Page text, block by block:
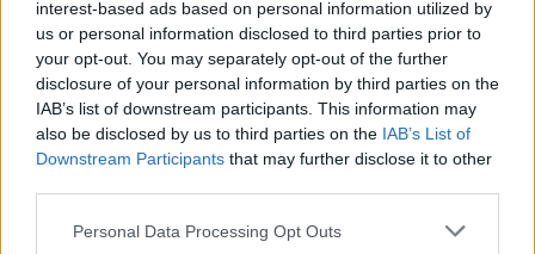
interest-based ads based on personal information utilized by
us or personal information disclosed to third parties prior to
your opt-out. You may separately opt-out of the further
disclosure of your personal information by third parties on the
IAB’s list of downstream participants. This information may
also be disclosed by us to third parties on the IAB’s List of
Downstream Participants that may further disclose it to other
Personal Data Processing Opt Outs